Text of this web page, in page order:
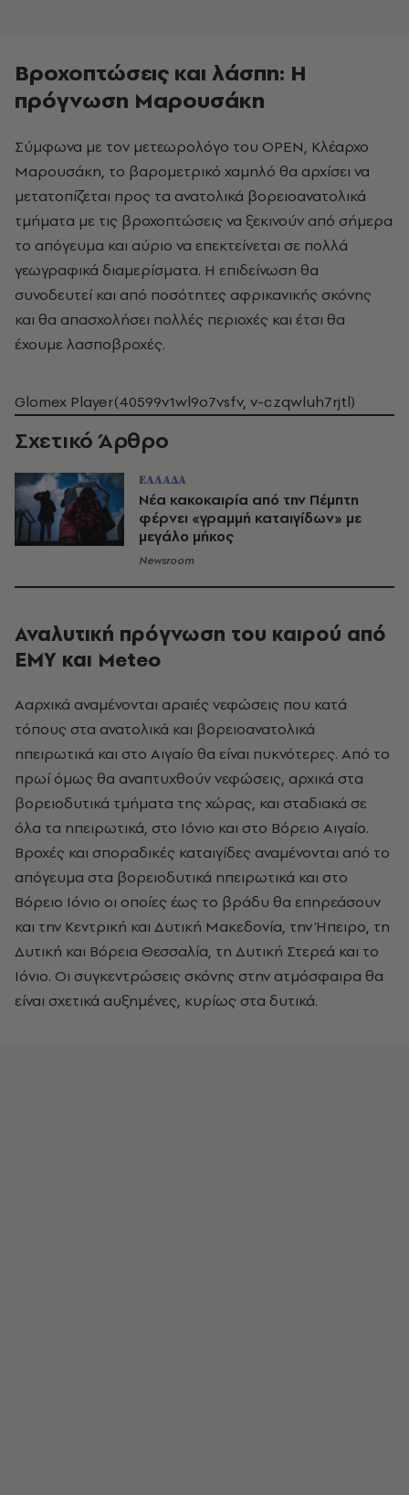
Βροχοπτώσεις και λάσπη: Η
πρόγνωση Μαρουσάκη
Σύμφωνα με τον μετεωρολόγο του OPEN, Κλέαρχο
Μαρουσάκη, το βαρομετρικό χαμηλό θα αρχίσει να
μετατοπίζεται προς τα ανατολικά βορειοανατολικά
τμήματα με τις βροχοπτώσεις να ξεκινούν από σήμερα
το απόγευμα και αύριο να επεκτείνεται σε πολλά
γεωγραφικά διαμερίσματα. Η επιδείνωση θα
συνοδευτεί και από ποσότητες αφρικανικής σκόνης
και θα απασχολήσει πολλές περιοχές και έτσι θα
έχουμε λασποβροχές.
Glomex Player(40599v1wl9o7vsfv, v-czqwluh7rjtl)
Σχετικό Άρθρο
ΕΛΛΑΔΑ
Νέα κακοκαιρία από την Πέμπτη
φέρνει «γραμμή καταιγίδων» με
μεγάλο μήκος
Newsroom
Αναλυτική πρόγνωση του καιρού από
ΕΜΥ και Meteo
Ααρχικά αναμένονται αραιές νεφώσεις που κατά
τόπους στα ανατολικά και βορειοανατολικά
ηπειρωτικά και στο Αιγαίο θα είναι πυκνότερες. Από το
πρωί όμως θα αναπτυχθούν νεφώσεις, αρχικά στα
βορειοδυτικά τμήματα της χώρας, και σταδιακά σε
όλα τα ηπειρωτικά, στο Ιόνιο και στο Βόρειο Αιγαίο.
Βροχές και σποραδικές καταιγίδες αναμένονται από το
απόγευμα στα βορειοδυτικά ηπειρωτικά και στο
Βόρειο Ιόνιο οι οποίες έως το βράδυ θα επηρεάσουν
και την Κεντρική και Δυτική Μακεδονία, την Ήπειρο, τη
Δυτική και Βόρεια Θεσσαλία, τη Δυτική Στερεά και το
Ιόνιο. Οι συγκεντρώσεις σκόνης στην ατμόσφαιρα θα
είναι σχετικά αυξημένες, κυρίως στα δυτικά.